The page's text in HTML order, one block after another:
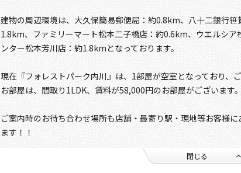
建物の周辺環境は、大久保簡易郵便局：約0.8km、八十二銀行
1.8km、ファミリーマート松本二子橋店：約0.6km、ウエルシ
ンター松本芳川店：約1.8kmとなっております。
現在『フォレストパーク内川』は、1部屋が空室となっており、
お部屋は、間取り1LDK、賃料が58,000円のお部屋がございます。
ご案内時のお待ち合わせ場所も店舗・最寄り駅・現地等お客様
ます！！
閉じる